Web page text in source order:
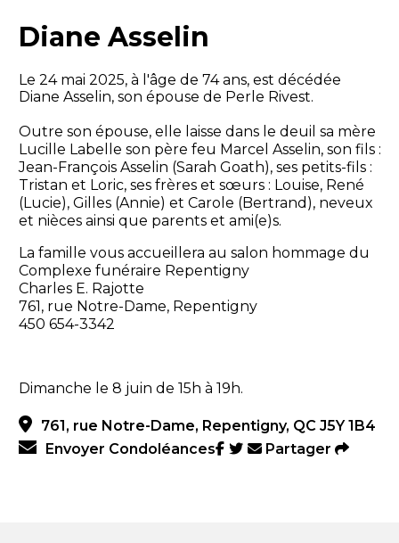
Diane Asselin
Le 24 mai 2025, à l'âge de 74 ans, est décédée
Diane Asselin, son épouse de Perle Rivest.
Outre son épouse, elle laisse dans le deuil sa mère
Lucille Labelle son père feu Marcel Asselin, son fils :
Jean-François Asselin (Sarah Goath), ses petits-fils :
Tristan et Loric, ses frères et sœurs : Louise, René
(Lucie), Gilles (Annie) et Carole (Bertrand), neveux
et nièces ainsi que parents et ami(e)s.
La famille vous accueillera au salon hommage du
Complexe funéraire Repentigny
Charles E. Rajotte
761, rue Notre-Dame, Repentigny
450 654-3342
Dimanche le 8 juin de 15h à 19h.
761, rue Notre-Dame, Repentigny, QC J5Y 1B4
Envoyer Condoléances
Partager